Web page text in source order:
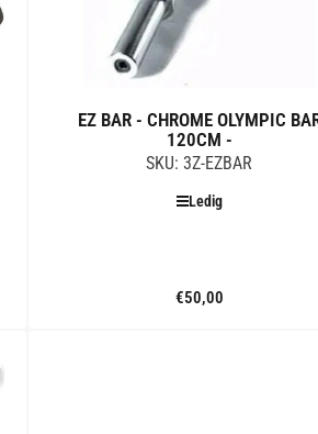
EZ BAR - CHROME OLYMPIC
120CM -
SKU: 3Z-EZBAR
Ledig
Standard
€50,00